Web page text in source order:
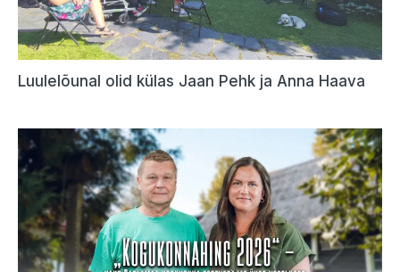
Luulelõunal olid külas Jaan Pehk ja Anna Haava